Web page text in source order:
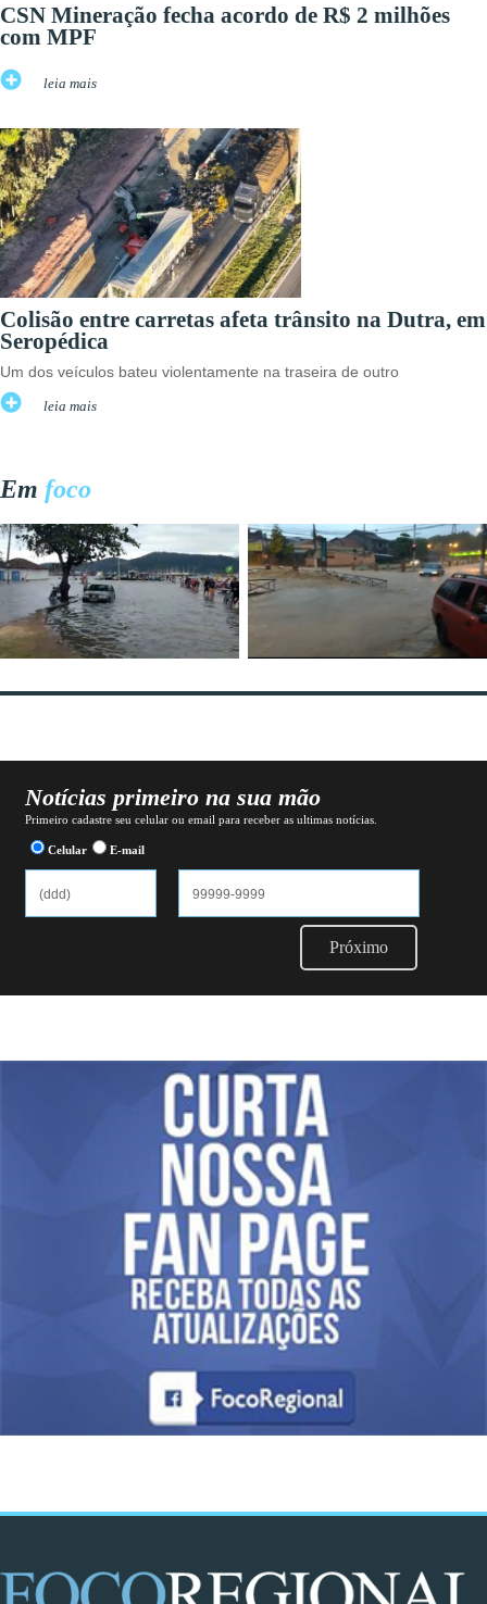
CSN Mineração fecha acordo de R$ 2 milhões
com MPF
leia mais
Colisão entre carretas afeta trânsito na Dutra, em
Seropédica
Um dos veículos bateu violentamente na traseira de outro
leia mais
Em foco
Notícias primeiro na sua mão
Primeiro cadastre seu celular ou email para receber as ultimas notícias.
Celular E-mail
Próximo